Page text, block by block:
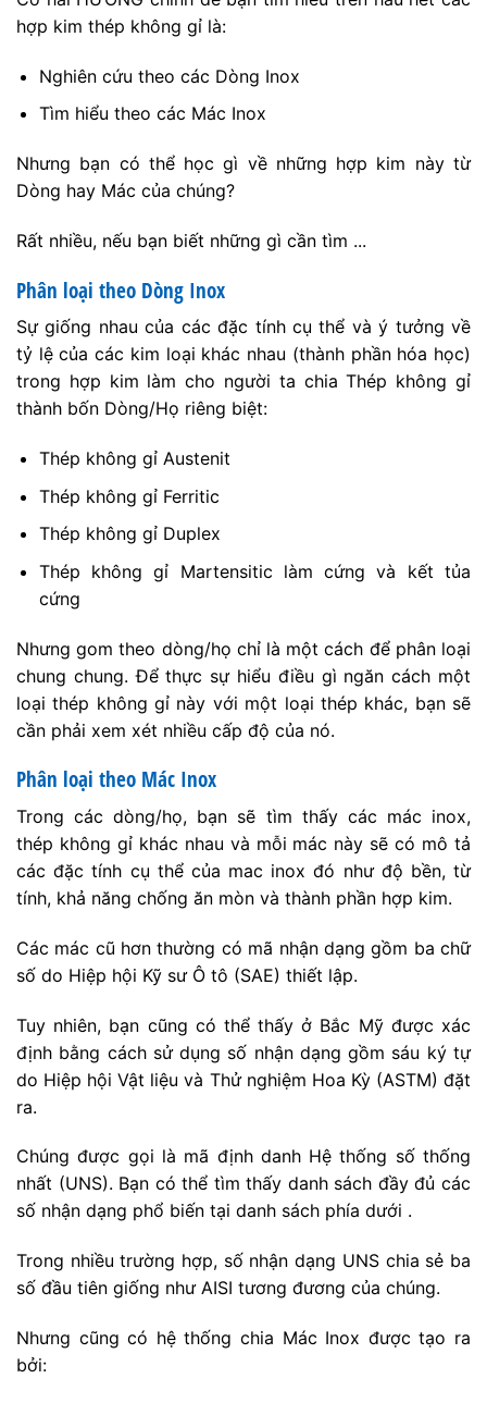
hợp kim thép không gỉ là:
Nghiên cứu theo các Dòng Inox
Tìm hiểu theo các Mác Inox
Nhưng bạn có thể học gì về những hợp kim này từ
Dòng hay Mác của chúng?
Rất nhiều, nếu bạn biết những gì cần tìm ...
Phân loại theo Dòng Inox
Sự giống nhau của các đặc tính cụ thể và ý tưởng về
tỷ lệ của các kim loại khác nhau (thành phần hóa học)
trong hợp kim làm cho người ta chia Thép không gỉ
thành bốn Dòng/Họ riêng biệt:
Thép không gỉ Austenit
Thép không gỉ Ferritic
Thép không gỉ Duplex
Thép không gỉ Martensitic làm cứng và kết tủa
cứng
Nhưng gom theo dòng/họ chỉ là một cách để phân loại
chung chung. Để thực sự hiểu điều gì ngăn cách một
loại thép không gỉ này với một loại thép khác, bạn sẽ
cần phải xem xét nhiều cấp độ của nó.
Phân loại theo Mác Inox
Trong các dòng/họ, bạn sẽ tìm thấy các mác inox,
thép không gỉ khác nhau và mỗi mác này sẽ có mô tả
các đặc tính cụ thể của mac inox đó như độ bền, từ
tính, khả năng chống ăn mòn và thành phần hợp kim.
Các mác cũ hơn thường có mã nhận dạng gồm ba chữ
số do Hiệp hội Kỹ sư Ô tô (SAE) thiết lập.
Tuy nhiên, bạn cũng có thể thấy ở Bắc Mỹ được xác
định bằng cách sử dụng số nhận dạng gồm sáu ký tự
do Hiệp hội Vật liệu và Thử nghiệm Hoa Kỳ (ASTM) đặt
ra.
Chúng được gọi là mã định danh Hệ thống số thống
nhất (UNS). Bạn có thể tìm thấy danh sách đầy đủ các
số nhận dạng phổ biến tại danh sách phía dưới .
Trong nhiều trường hợp, số nhận dạng UNS chia sẻ ba
số đầu tiên giống như AISI tương đương của chúng.
Nhưng cũng có hệ thống chia Mác Inox được tạo ra
bởi: